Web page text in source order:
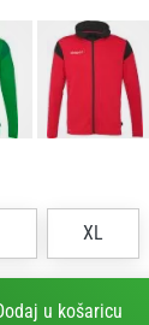
XL
u košaricu